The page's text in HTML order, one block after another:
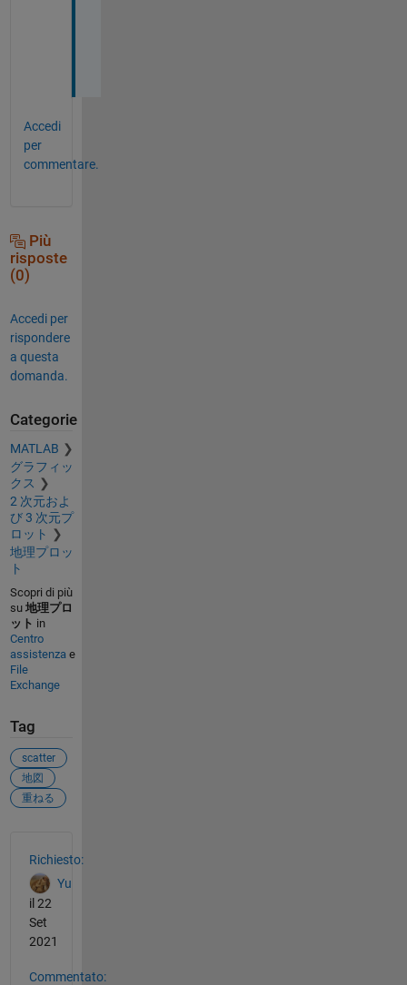
Accedi
per
commentare.
Più
risposte
(0)
Accedi per
rispondere
a questa
domanda.
Categorie
MATLAB
グラフィッ
クス
2 次元およ
び 3 次元プ
ロット
地理プロッ
ト
Scopri di più
su 地理プロ
ット in
Centro
assistenzae
File
Exchange
Tag
scatter
地図
重ねる
Richiesto:
Yu
il 22
Set
2021
Commentato: